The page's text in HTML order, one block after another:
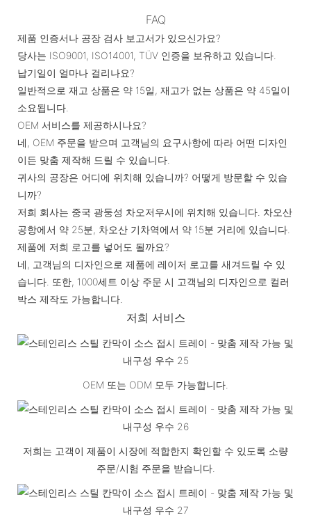
FAQ
제품 인증서나 공장 검사 보고서가 있으신가요?
당사는 ISO9001, ISO14001, TÜV 인증을 보유하고 있습니다.
납기일이 얼마나 걸리나요?
일반적으로 재고 상품은 약 15일, 재고가 없는 상품은 약 45일이
소요됩니다.
OEM 서비스를 제공하시나요?
네, OEM 주문을 받으며 고객님의 요구사항에 따라 어떤 디자인
이든 맞춤 제작해 드릴 수 있습니다.
귀사의 공장은 어디에 위치해 있습니까? 어떻게 방문할 수 있습
니까?
저희 회사는 중국 광둥성 차오저우시에 위치해 있습니다. 차오산
공항에서 약 25분, 차오산 기차역에서 약 15분 거리에 있습니다.
제품에 저희 로고를 넣어도 될까요?
네, 고객님의 디자인으로 제품에 레이저 로고를 새겨드릴 수 있
습니다. 또한, 1000세트 이상 주문 시 고객님의 디자인으로 컬러
박스 제작도 가능합니다.
저희 서비스
OEM 또는 ODM 모두 가능합니다.
저희는 고객이 제품이 시장에 적합한지 확인할 수 있도록 소량
주문/시험 주문을 받습니다.